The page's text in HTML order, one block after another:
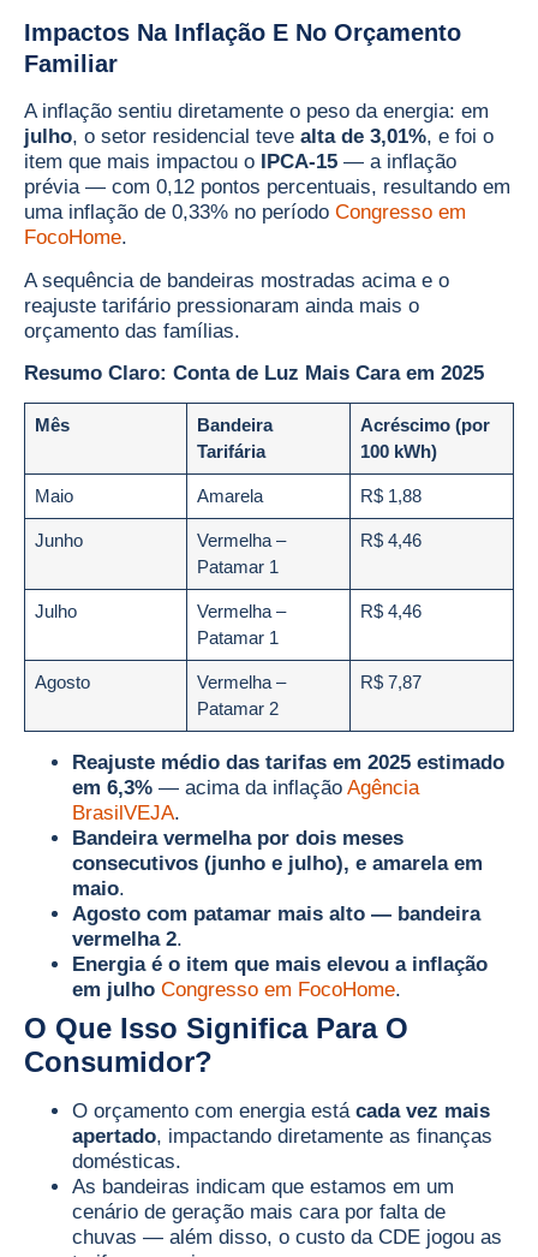
Impactos Na Inflação E No Orçamento
Familiar
A inflação sentiu diretamente o peso da energia: em
julho, o setor residencial teve alta de 3,01%, e foi o
item que mais impactou o IPCA-15 — a inflação
prévia — com 0,12 pontos percentuais, resultando em
uma inflação de 0,33% no período Congresso em
FocoHome.
A sequência de bandeiras mostradas acima e o
reajuste tarifário pressionaram ainda mais o
orçamento das famílias.
Resumo Claro: Conta de Luz Mais Cara em 2025
Mês
Bandeira
Tarifária
Acréscimo (por
100 kWh)
Maio Amarela R$ 1,88
Junho
Vermelha –
Patamar 1
R$ 4,46
Julho
Vermelha –
Patamar 1
R$ 4,46
Agosto
Vermelha –
Patamar 2
R$ 7,87
Reajuste médio das tarifas em 2025 estimado
em 6,3% — acima da inflação Agência
Brasil VEJA.
Bandeira vermelha por dois meses
consecutivos (junho e julho), e amarela em
maio.
Agosto com patamar mais alto — bandeira
vermelha 2.
Energia é o item que mais elevou a inflação
em julho Congresso em FocoHome.
O Que Isso Significa Para O
Consumidor?
O orçamento com energia está cada vez mais
apertado, impactando diretamente as finanças
domésticas.
As bandeiras indicam que estamos em um
cenário de geração mais cara por falta de
chuvas — além disso, o custo da CDE jogou as